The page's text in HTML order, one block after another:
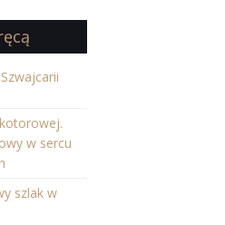
w sercu
szlak w